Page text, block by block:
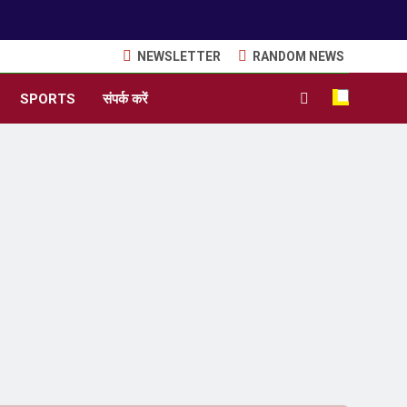
NEWSLETTER RANDOM NEWS
SPORTS संपर्क करें